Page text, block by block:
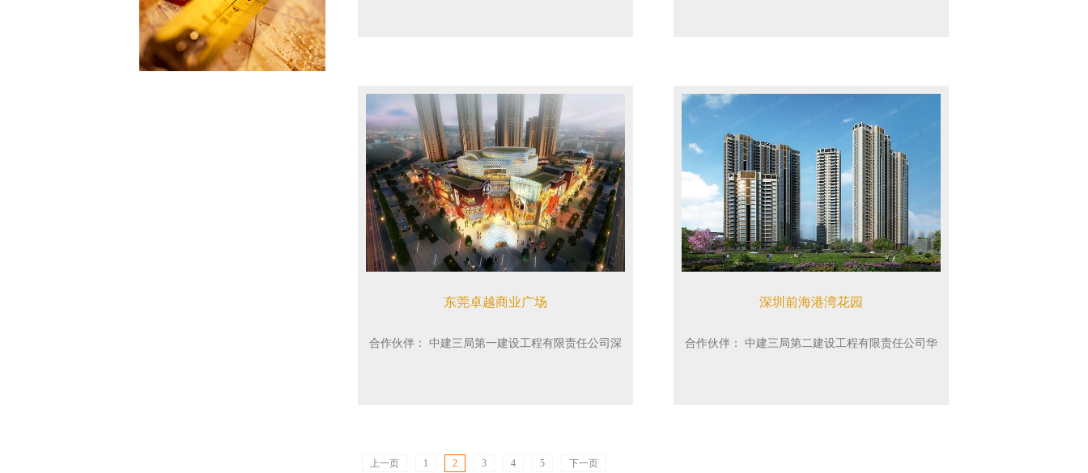
东莞卓越商业广场
合作伙伴：
中建三局第一建设工程有限责任公司深
深圳前海港湾花园
合作伙伴：
中建三局第二建设工程有限责任公司华
上一页 1 2 3 4 5 下一页